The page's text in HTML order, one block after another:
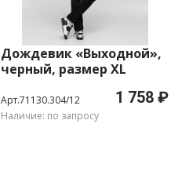
Дождевик «Выходной»,
черный, размер XL
Арт.71130.304/12 1 758 ₽
Наличие: по запросу